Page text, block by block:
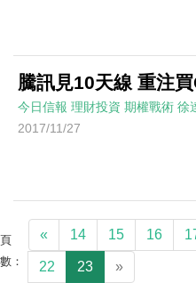
騰訊見10天線 重注
今日信報 理財投資 期權戰術 徐
2017/11/27
頁
數：
« 14 15 16
22 23 »